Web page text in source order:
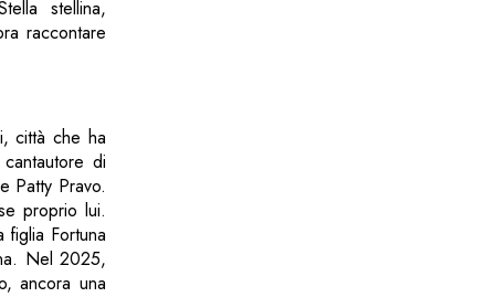
stellina,
raccontare
città che ha
di
Patty Pravo.
proprio lui.
figlia Fortuna
Nel 2025,
ancora una